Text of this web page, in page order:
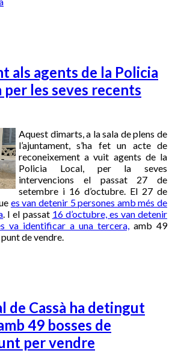
als agents de la Policia
per les seves recents
Aquest dimarts, a la sala de plens de
l’ajuntament, s’ha fet un acte de
reconeixement a vuit agents de la
Policia Local, per la seves
intervencions el passat 27 de
setembre i 16 d’octubre. El 27 de
es van detenir 5 persones amb més de
. I el passat 16 d’octubre, es van detenir
va identificar a una tercera, amb 49
de vendre.
de Cassà ha detingut
49 bosses de
per vendre